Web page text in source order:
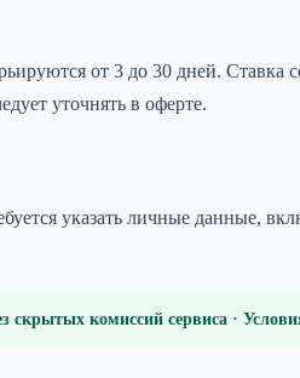
от 3 до 30 дней.
уточнять в оферте.
указать личные данные,
скрытых комиссий сервиса ·